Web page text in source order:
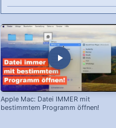
Apple Mac: Datei IMMER mit
bestimmtem Programm öffnen!